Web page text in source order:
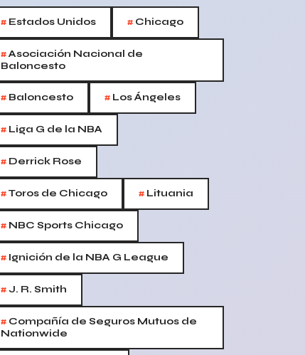
# Estados Unidos # Chicago
#Asociación Nacional de
Baloncesto
# Baloncesto # Los Ángeles
# Liga G de la NBA
# Derrick Rose
#Toros de Chicago # Lituania
# NBC Sports Chicago
# Ignición de la NBA G League
#J. R. Smith
# Compañía de Seguros Mutuos de
Nationwide